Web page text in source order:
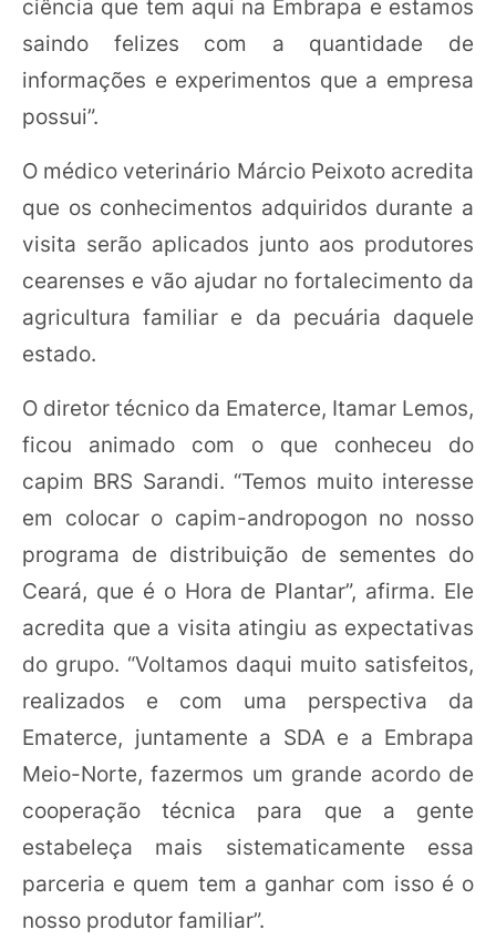
ciência que tem aqui na Embrapa e estamos
saindo felizes com a quantidade de
informações e experimentos que a empresa
possui”.
O médico veterinário Márcio Peixoto acredita
que os conhecimentos adquiridos durante a
visita serão aplicados junto aos produtores
cearenses e vão ajudar no fortalecimento da
agricultura familiar e da pecuária daquele
estado.
O diretor técnico da Ematerce, Itamar Lemos,
ficou animado com o que conheceu do
capim BRS Sarandi. “Temos muito interesse
em colocar o capim-andropogon no nosso
programa de distribuição de sementes do
Ceará, que é o Hora de Plantar”, afirma. Ele
acredita que a visita atingiu as expectativas
do grupo. “Voltamos daqui muito satisfeitos,
realizados e com uma perspectiva da
Ematerce, juntamente a SDA e a Embrapa
Meio-Norte, fazermos um grande acordo de
cooperação técnica para que a gente
estabeleça mais sistematicamente essa
parceria e quem tem a ganhar com isso é o
nosso produtor familiar”.